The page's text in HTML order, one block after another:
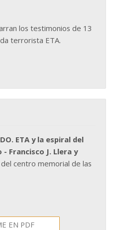
los testimonios de 13
terrorista ETA.
ETA y la espiral del
- Francisco J. Llera y
centro memorial de las
EN PDF